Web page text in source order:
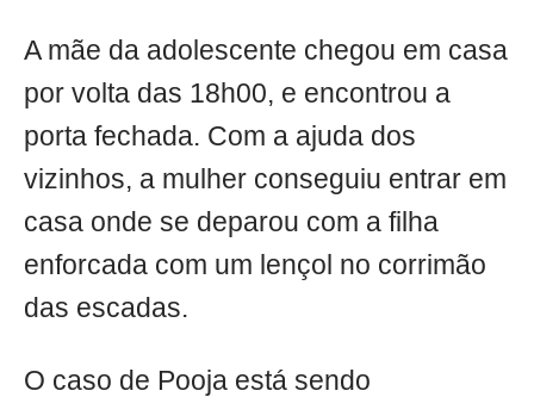
A mãe da adolescente chegou em casa
por volta das 18h00, e encontrou a
porta fechada. Com a ajuda dos
vizinhos, a mulher conseguiu entrar em
casa onde se deparou com a filha
enforcada com um lençol no corrimão
das escadas.
O caso de Pooja está sendo